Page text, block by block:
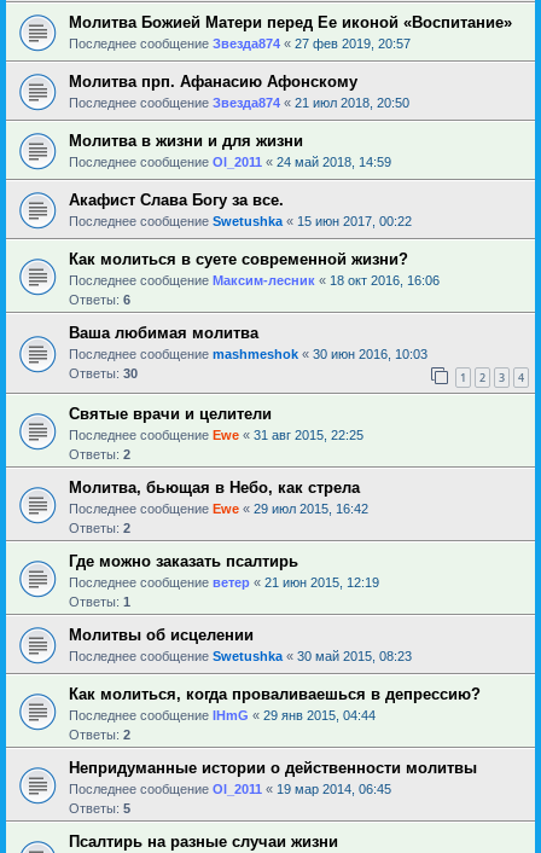
Молитва Божией Матери перед Ее иконой «Воспитание»
Последнее сообщение Звезда874 « 27 фев 2019, 20:57
Молитва прп. Афанасию Афонскому
Последнее сообщение Звезда874 « 21 июл 2018, 20:50
Молитва в жизни и для жизни
Последнее сообщение Ol_2011 « 24 май 2018, 14:59
Акафист Слава Богу за все.
Последнее сообщение Swetushka « 15 июн 2017, 00:22
Как молиться в суете современной жизни?
Последнее сообщение Максим-лесник « 18 окт 2016, 16:06
Ответы: 6
Ваша любимая молитва
Последнее сообщение mashmeshok « 30 июн 2016, 10:03
Ответы: 30 1 2 3 4
Святые врачи и целители
Последнее сообщение Ewe « 31 авг 2015, 22:25
Ответы: 2
Молитва, бьющая в Небо, как стрела
Последнее сообщение Ewe « 29 июл 2015, 16:42
Ответы: 2
Где можно заказать псалтирь
Последнее сообщение ветер « 21 июн 2015, 12:19
Ответы: 1
Молитвы об исцелении
Последнее сообщение Swetushka « 30 май 2015, 08:23
Как молиться, когда проваливаешься в депрессию?
Последнее сообщение IHmG « 29 янв 2015, 04:44
Ответы: 2
Непридуманные истории о действенности молитвы
Последнее сообщение Ol_2011 « 19 мар 2014, 06:45
Ответы: 5
Псалтирь на разные случаи жизни